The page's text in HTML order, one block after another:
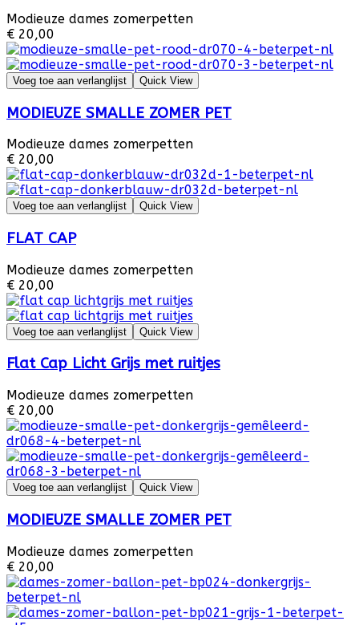
Modieuze dames zomerpetten
€ 20,00
Voeg toe aan verlanglijst Quick View
MODIEUZE SMALLE ZOMER PET
Modieuze dames zomerpetten
€ 20,00
Voeg toe aan verlanglijst Quick View
FLAT CAP
Modieuze dames zomerpetten
€ 20,00
Voeg toe aan verlanglijst Quick View
Flat Cap Licht Grijs met ruitjes
Modieuze dames zomerpetten
€ 20,00
Voeg toe aan verlanglijst Quick View
MODIEUZE SMALLE ZOMER PET
Modieuze dames zomerpetten
€ 20,00